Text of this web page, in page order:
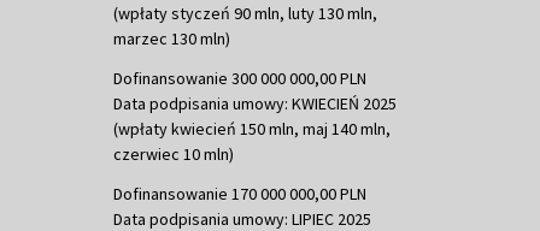
(wpłaty styczeń 90 mln, luty 130 mln,
marzec 130 mln)
Dofinansowanie 300 000 000,00 PLN
Data podpisania umowy: KWIECIEŃ 2025
(wpłaty kwiecień 150 mln, maj 140 mln,
czerwiec 10 mln)
Dofinansowanie 170 000 000,00 PLN
Data podpisania umowy: LIPIEC 2025